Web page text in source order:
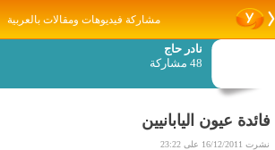
مشاركة فيديوهات ومقالات بالعربية
نادر حاج
48 مشاركة
فائدة عيون اليابانيين
نشرت 16/12/2011 على 23:22